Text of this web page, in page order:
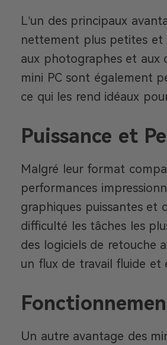
L’un des principaux
nettement plus petites et
aux photographes et aux
mini PC sont également
ce qui les rend idéaux
Puissance et
Malgré leur format
performances
graphiques puissantes et
difficulté les tâches les
des logiciels de retouche
un flux de travail fluide et
Un autre avantage des